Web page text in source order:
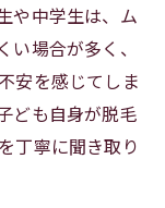
や中学生は、ム
場合が多く、
安を感じてしま
ども自身が脱毛
丁寧に聞き取り